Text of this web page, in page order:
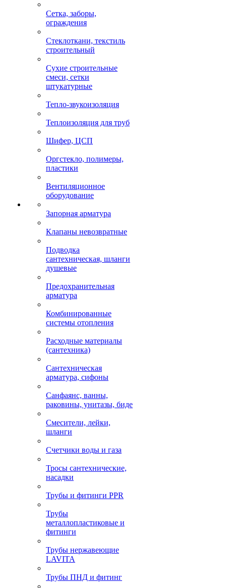
Сетка, заборы,
ограждения
Стеклоткани, текстиль
строительный
Сухие строительные
смеси, сетки
штукатурные
Тепло-звукоизоляция
Теплоизоляция для труб
Шифер, ЦСП
Оргстекло, полимеры,
пластики
Вентиляционное
оборудование
Запорная арматура
Клапаны невозвратные
Подводка
сантехническая, шланги
душевые
Предохранительная
арматура
Комбинированные
системы отопления
Расходные материалы
(сантехника)
Сантехническая
арматура, сифоны
Санфаянс, ванны,
раковины, унитазы, биде
Смесители, лейки,
шланги
Счетчики воды и газа
Тросы сантехнические,
насадки
Трубы и фитинги PPR
Трубы
металлопластиковые и
фитинги
Трубы нержавеющие
LAVITA
Трубы ПНД и фитинг